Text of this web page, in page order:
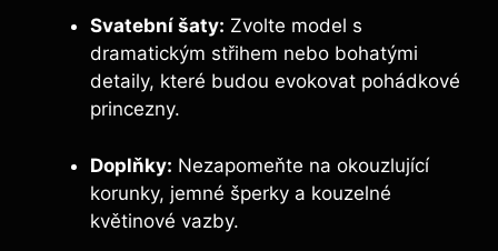
Svatební šaty: ⁢Zvolte model ‍s
dramatickým střihem nebo ⁢bohatými
detaily, které‌ budou evokovat pohádkové
princezny.
Doplňky: Nezapomeňte na okouzlující
korunky, jemné šperky ‍a‍ kouzelné
květinové vazby.